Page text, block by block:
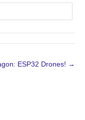
ESP32 Drones! →